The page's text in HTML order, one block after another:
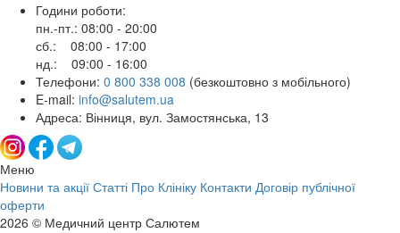
Години роботи:
пн.-пт.: 08:00 - 20:00
сб.: 08:00 - 17:00
нд.: 09:00 - 16:00
Телефони: 0 800 338 008 (безкоштовно з мобільного)
E-mail: info@salutem.ua
Адреса: Вінниця, вул. Замостянська, 13
Меню
Новини та акції Статті Про Клініку Контакти Договір публічної
оферти
2026 © Медичний центр Салютем